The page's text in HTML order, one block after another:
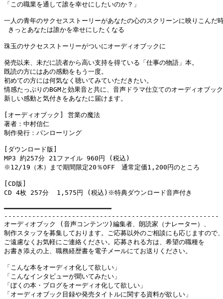
「この職業を通して誰を幸せにしたいのか？」
一人の青年のサクセスストーリーがあなたの心のスクリーンに映りこんだ
きっとあなたは誰かを幸せにしたくなる
珠玉のサクセスストーリーがついにオーディオブックに
発売以来、未だに読者から高い支持を得ている「仕事の物語」本。
既読の方にはあの感動をもう一度。
初めての方には何気なく聴いてみていただきたい。
情感たっぷりのBGMと効果音と共に、音声ドラマ仕立てのオーディオブッ
新しい感動と気付きをあなたに届けます。
[オーディオブック] 営業の魔法
著者：中村信仁
制作発行：パンローリング
[ダウンロード版]
MP3 約257分 21ファイル 960円 (税込)
※12/19（木）まで期間限定20％OFF　通常定価1,200円のところ
[CD版]
CD 4枚 257分  1,575円 (税込)※特典ダウンロード音声付き
━━━━━━━━━━━━━━━━━━━━━━━━━━━
------------------------------------------------------
オーディオブック (音声コンテンツ)編集者、朗読家（ナレーター）、
制作スタッフを募集しております。ご応募以外のご相談にも応じますので
ご遠慮なくお気軽にご連絡ください。応募される方は、希望の職種を
お書き添えの上、職務経歴書を電子メールにてお送りください。
「こんな本をオーディオ化して欲しい」
「こんなインタビューが聞いてみたい」
「ぼくの本・ブログをオーディオ化して欲しい」
「オーディオブック目録や発売タイトルに関する資料が欲しい」